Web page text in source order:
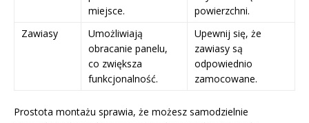
miejsce.
powierzchni.
Zawiasy
Umożliwiają
obracanie panelu,
co zwiększa
funkcjonalność.
Upewnij się, że
zawiasy są
odpowiednio
zamocowane.
Prostota montażu sprawia, że możesz samodzielnie